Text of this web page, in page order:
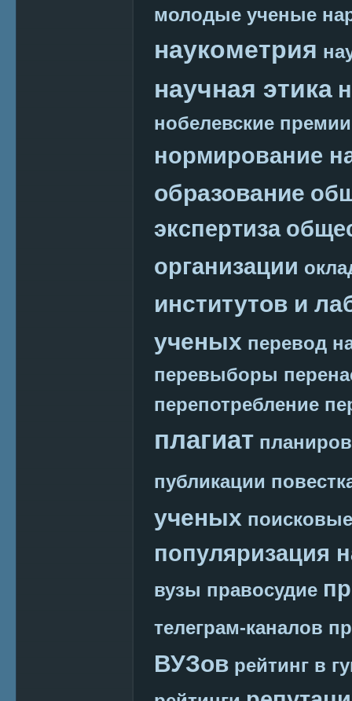
молодые ученые
наукометрия
научная этика
нобелевские премии
нормирование
образование
экспертиза
организации
институтов и
ученых перевод
перевыборы
перепотребление
плагиат
публикации
ученых
популяризация
вузы правосудие
телеграм-каналов
ВУЗов рейтинг в